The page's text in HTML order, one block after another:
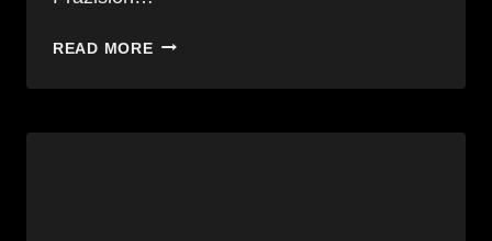
READ MOREINNOVATION
ROBOTIK: